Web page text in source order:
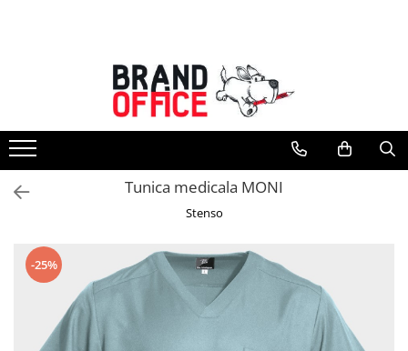
Unitate Protejata - PRODUCTIE
Hartie copiator si produse
tipografice
Produse consumabile din hartie
Detergenti si dezinfectanti
Saci menajeri (Unitate Protejata)
Agende, calendare si organizatoare
Agende personalizabile
Organizatoare business
Tunica medicala MONI
Stenso
-25%